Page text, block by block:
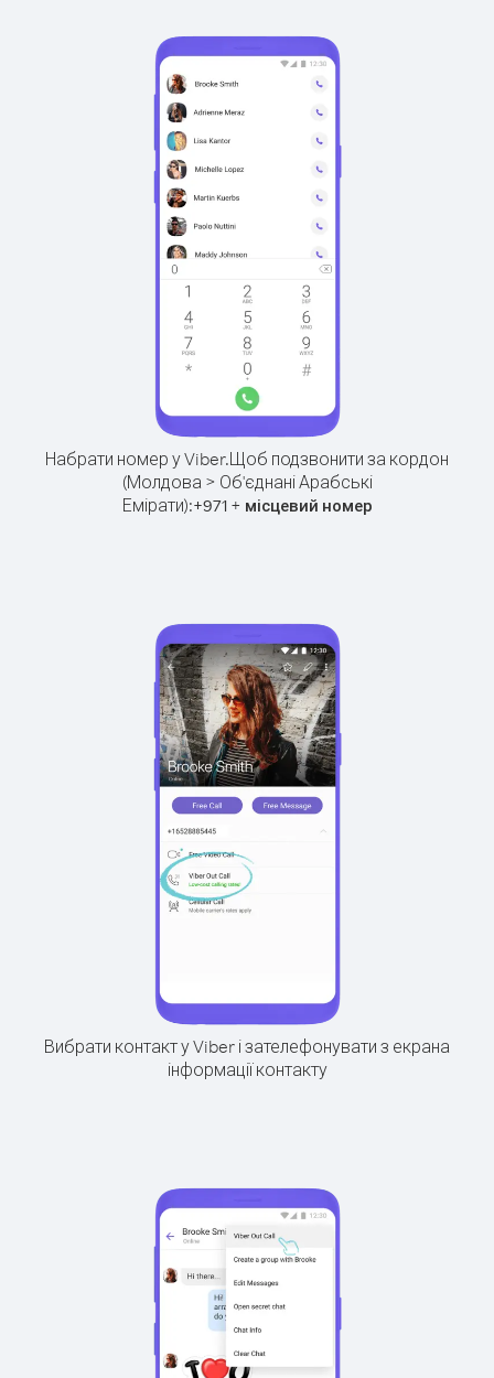
Набрати номер у Viber.Щоб подзвонити за кордон
(Молдова > Об'єднані Арабські
Емірати):+971+ місцевий номер
Вибрати контакт у Viber і зателефонувати з екрана
інформації контакту